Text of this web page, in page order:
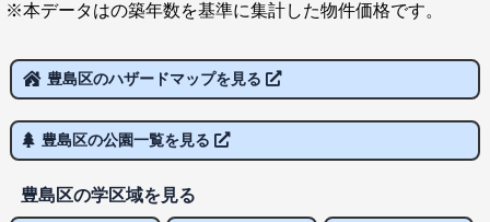
※本データはの築年数を基準に集計した物件価格です。
豊島区のハザードマップを見る
豊島区の公園一覧を見る
豊島区の学区域を見る